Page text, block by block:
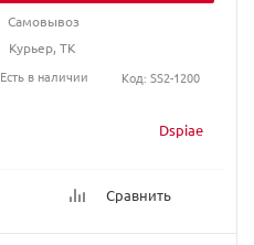
Dspiae
Сравнить
Самовывоз
Курьер, ТК
Есть в наличии
Код: SS2-1200